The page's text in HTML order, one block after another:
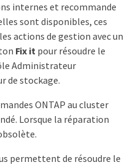
internes et recommande
sont disponibles, ces
actions de gestion avec un
Fix it pour résoudre le
Administrateur
de stockage.
ONTAP au cluster
Lorsque la réparation
permettent de résoudre le